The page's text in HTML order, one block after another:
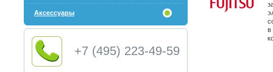
Аксессуары
+7 (495) 223-49-59
в